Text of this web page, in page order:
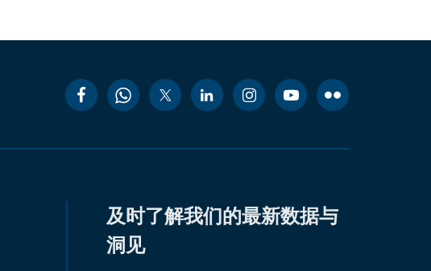
及时了解我们的最新数据与
洞见